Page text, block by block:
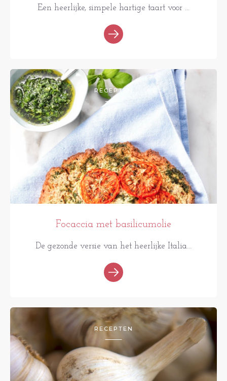
Een heerlijke, simpele hartige taart voor ...
RECEPTEN
Focaccia met basilicumolie
De gezonde versie van het heerlijke Italia...
RECEPTEN